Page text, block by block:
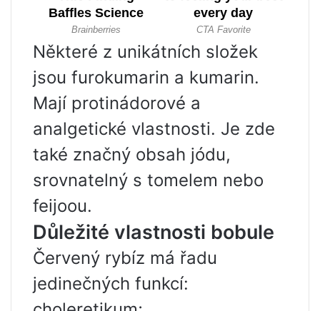
Některé z unikátních složek
jsou furokumarin a kumarin.
Mají protinádorové a
analgetické vlastnosti. Je zde
také značný obsah jódu,
srovnatelný s tomelem nebo
feijoou.
Důležité vlastnosti bobule
Červený rybíz má řadu
jedinečných funkcí: